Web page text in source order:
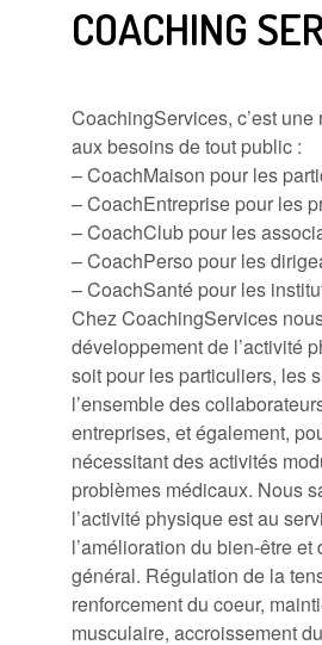
COACHING
CoachingServices, c’est
aux besoins de tout public :
– CoachMaison pour les
– CoachEntreprise pour les
– CoachClub pour les
– CoachPerso pour les
– CoachSanté pour les
Chez CoachingServices
développement de l’activité
soit pour les particuliers, les
l’ensemble des
entreprises, et également,
nécessitant des activités
problèmes médicaux. Nous
l’activité physique est au
l’amélioration du bien-être et
général. Régulation de la
renforcement du coeur,
musculaire, accroissement